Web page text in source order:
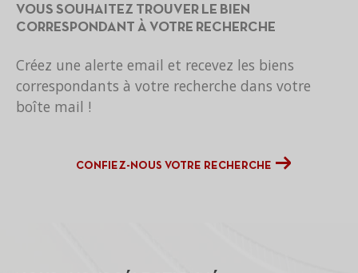
VOUS SOUHAITEZ TROUVER LE BIEN
CORRESPONDANT À VOTRE RECHERCHE
Créez une alerte email et recevez les biens
correspondants à votre recherche dans votre
boîte mail !
CONFIEZ-NOUS VOTRE RECHERCHE